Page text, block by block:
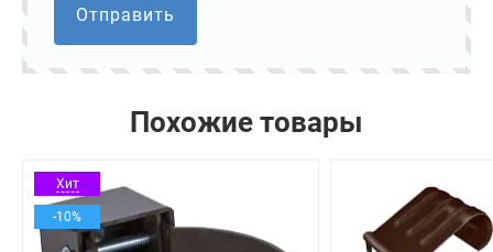
Отправить
Похожие товары
Хит
-10%